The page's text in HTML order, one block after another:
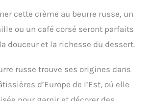
cette crème au beurre russe, un
ou un café corsé seront parfaits
douceur et la richesse du dessert.
russe trouve ses origines dans
d’Europe de l’Est, où elle